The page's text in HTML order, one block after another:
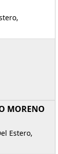
MORENO
Estero,